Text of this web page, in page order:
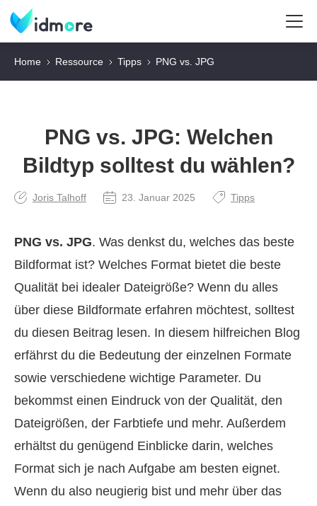
Home Ressource Tipps PNG vs. JPG
PNG vs. JPG: Welchen
Bildtyp solltest du wählen?
Joris Talhoff 23. Januar 2025 Tipps
PNG vs. JPG. Was denkst du, welches das beste
Bildformat ist? Welches Format bietet die beste
Qualität bei idealer Dateigröße? Wenn du alles
über diese Bildformate erfahren möchtest, solltest
du diesen Beitrag lesen. In diesem hilfreichen Blog
erfährst du die Bedeutung der einzelnen Formate
sowie verschiedene wichtige Parameter. Du
bekommst einen Eindruck von der Qualität, den
Dateigrößen, der Farbtiefe und mehr. Außerdem
erhältst du genügend Einblicke darin, welches
Format sich je nach Aufgabe am besten eignet.
Wenn du also neugierig bist und mehr über das